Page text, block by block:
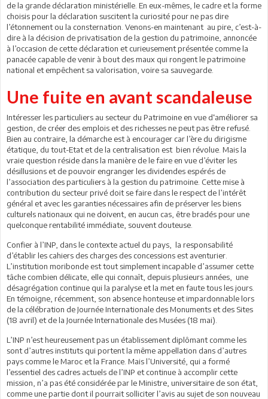
de la grande déclaration ministérielle. En eux-mêmes, le cadre et la forme
choisis pour la déclaration suscitent la curiosité pour ne pas dire
l’étonnement ou la consternation. Venons-en maintenant au pire, c’est-à-
dire à la décision de privatisation de la gestion du patrimoine, annoncée
à l’occasion de cette déclaration et curieusement présentée comme la
panacée capable de venir à bout des maux qui rongent le patrimoine
national et empêchent sa valorisation, voire sa sauvegarde.
Une fuite en avant scandaleuse
Intéresser les particuliers au secteur du Patrimoine en vue d‘améliorer sa
gestion, de créer des emplois et des richesses ne peut pas être refusé.
Bien au contraire, la démarche est à encourager car l’ère du dirigisme
étatique, du tout-Etat et de la centralisation est bien révolue. Mais la
vraie question réside dans la manière de le faire en vue d’éviter les
désillusions et de pouvoir engranger les dividendes espérés de
l’association des particuliers à la gestion du patrimoine. Cette mise à
contribution du secteur privé doit se faire dans le respect de l’intérêt
général et avec les garanties nécessaires afin de préserver les biens
culturels nationaux qui ne doivent, en aucun cas, être bradés pour une
quelconque rentabilité immédiate, souvent douteuse.
Confier à l’INP, dans le contexte actuel du pays, la responsabilité
d’établir les cahiers des charges des concessions est aventurier.
L’institution moribonde est tout simplement incapable d’assumer cette
tâche combien délicate, elle qui connaît, depuis plusieurs années, une
désagrégation continue qui la paralyse et la met en faute tous les jours.
En témoigne, récemment, son absence honteuse et impardonnable lors
de la célébration de Journée Internationale des Monuments et des Sites
(18 avril) et de la Journée Internationale des Musées (18 mai).
L’INP n’est heureusement pas un établissement diplômant comme les
sont d’autres instituts qui portent la même appellation dans d’autres
pays comme le Maroc et la France. Mais l’Université, qui a formé
l’essentiel des cadres actuels de l’INP et continue à accomplir cette
mission, n’a pas été considérée par le Ministre, universitaire de son état,
comme une partie dont il pourrait solliciter l’avis au sujet de son nouveau